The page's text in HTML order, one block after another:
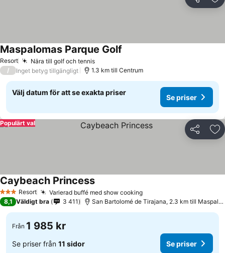
Dela
Resort Nära till golf och tennis
Maspalomas Parque Golf
/ Inget betyg tillgängligt 1.3 km till Centrum
Välj datum för att se exakta priser
Se priser
Dela
Populärt val
3 StjärnorResort Varierad buffé med show cooking
Caybeach Princess
8,1 Väldigt bra 3 411 San Bartolomé de Tirajana, 2.3 km till Maspalomas
Från 1 985 kr
Se priser från 11 sidor Se priser